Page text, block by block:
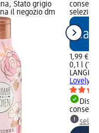
Stato grigio
il negozio dm
1,99 €
0,1 l
Lovely